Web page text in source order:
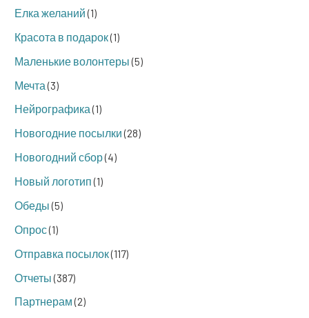
Елка желаний(1)
Красота в подарок(1)
Маленькие волонтеры(5)
Мечта(3)
Нейрографика(1)
Новогодние посылки(28)
Новогодний сбор(4)
Новый логотип(1)
Обеды(5)
Опрос(1)
Отправка посылок(117)
Отчеты(387)
Партнерам(2)